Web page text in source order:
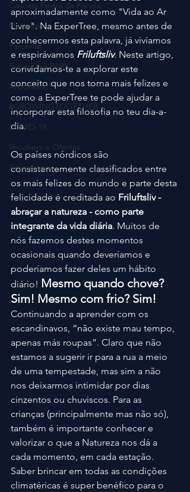
Cascata Pedra da Ferida
Natureza
Parcerias
ExperTree PARK
Arborismo
#GROWINGTOGETHER
COVID-19
Vouchers e Ofertas
Aniversários
aproximadamente como "Vida ao Ar
Livre". Na ExperTree, mesmo antes de
conhecermos esta palavra, já vivíamos
e respirávamos Friluftsliv. Neste artigo,
convidamos-te a explorar este
conceito que nos torna mais felizes e
como a ExperTree te pode ajudar a
incorporar esta filosofia no teu dia-a-
dia.
Os países nórdicos são
consistentemente classificados entre
os mais felizes do mundo e parte desta
felicidade é creditada ao Friluftsliv -
abraçar a natureza - como parte
integrante da vida diária. Muitos de
nós fazemos destes momentos
ocasionais quando deveríamos e
poderíamos fazer deles um hábito
diário! Mesmo quando chove?
Sim! Mesmo com frio? Sim!
Continuando a aprender com os
escandinavos, “não existe mau tempo,
apenas más roupas”. Claro que não
estamos a sugerir ir para a rua a meio
de uma tempestade, mas sim a não
nos deixarmos intimidar por dias
cinzentos ou chuviscos. Para as
crianças (principalmente mas não só),
também é importante conhecer e
valorizar o que a Natureza nos dá a
cada momento, em cada estação.
Saber brincar em todas as condições
climatéricas é super benéfico para o